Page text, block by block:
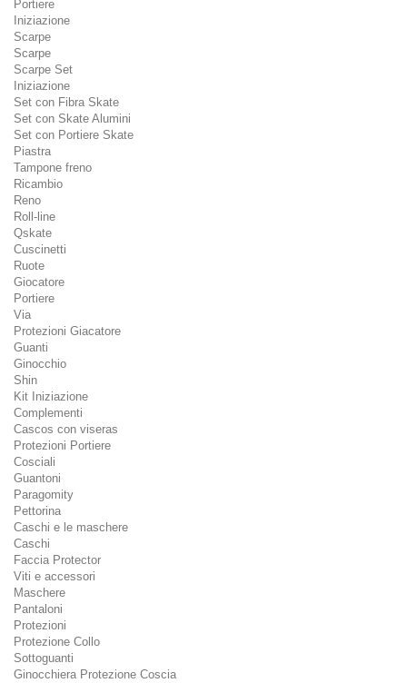
Portiere
Iniziazione
Scarpe
Scarpe
Scarpe Set
Iniziazione
Set con Fibra Skate
Set con Skate Alumini
Set con Portiere Skate
Piastra
Tampone freno
Ricambio
Reno
Roll-line
Qskate
Cuscinetti
Ruote
Giocatore
Portiere
Via
Protezioni Giacatore
Guanti
Ginocchio
Shin
Kit Iniziazione
Complementi
Cascos con viseras
Protezioni Portiere
Cosciali
Guantoni
Paragomity
Pettorina
Caschi e le maschere
Caschi
Faccia Protector
Viti e accessori
Maschere
Pantaloni
Protezioni
Protezione Collo
Sottoguanti
Ginocchiera Protezione Coscia